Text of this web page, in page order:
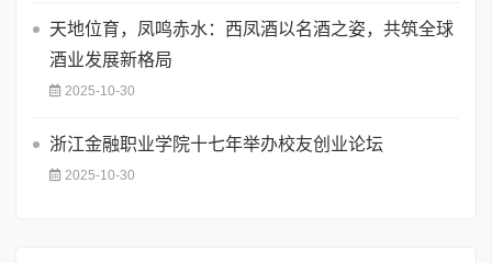
天地位育，凤鸣赤水：西凤酒以名酒之姿，共筑全球
酒业发展新格局
2025-10-30
浙江金融职业学院十七年举办校友创业论坛
2025-10-30